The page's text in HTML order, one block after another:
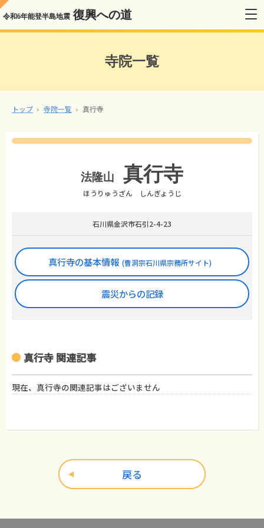
令和6年能登半島地震 復興への道
寺院一覧
トップ 寺院一覧 真行寺
法隆山 真行寺
ほうりゅうざん しんぎょうじ
石川県金沢市石引2-4-23
真行寺の基本情報 (曹洞宗石川県宗務所サイト)
震災からの記録
真行寺 関連記事
現在、真行寺の関連記事はございません
戻る